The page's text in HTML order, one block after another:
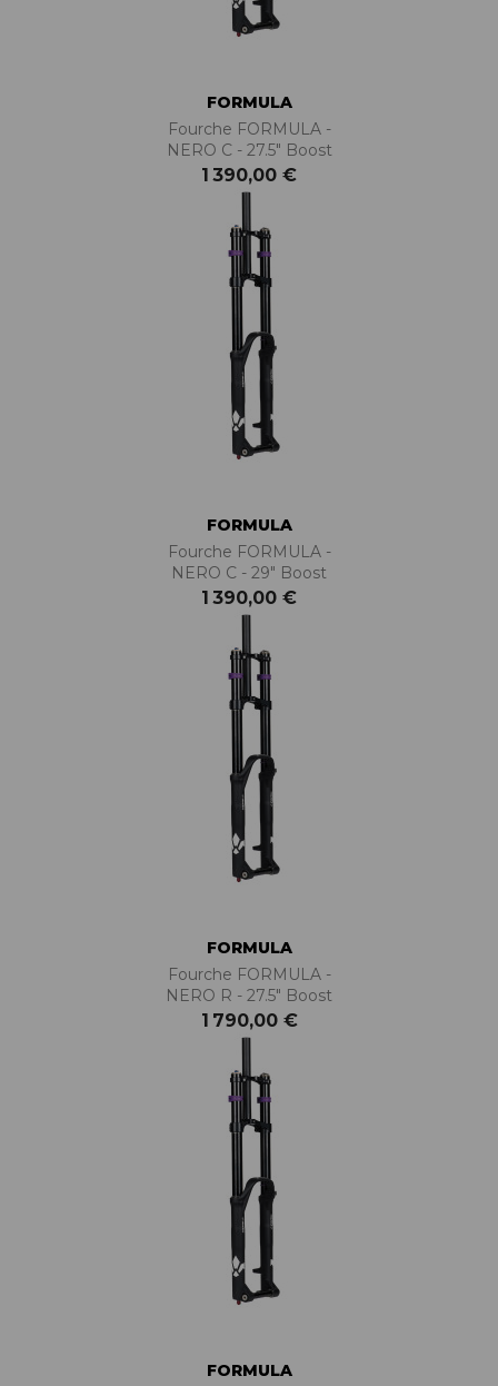
FORMULA
Fourche FORMULA -
NERO C - 27.5" Boost
1 390,00 €
FORMULA
Fourche FORMULA -
NERO C - 29" Boost
1 390,00 €
FORMULA
Fourche FORMULA -
NERO R - 27.5" Boost
1 790,00 €
FORMULA